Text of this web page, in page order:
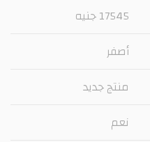
17545 جنيه
أصفر
منتج جديد
نعم